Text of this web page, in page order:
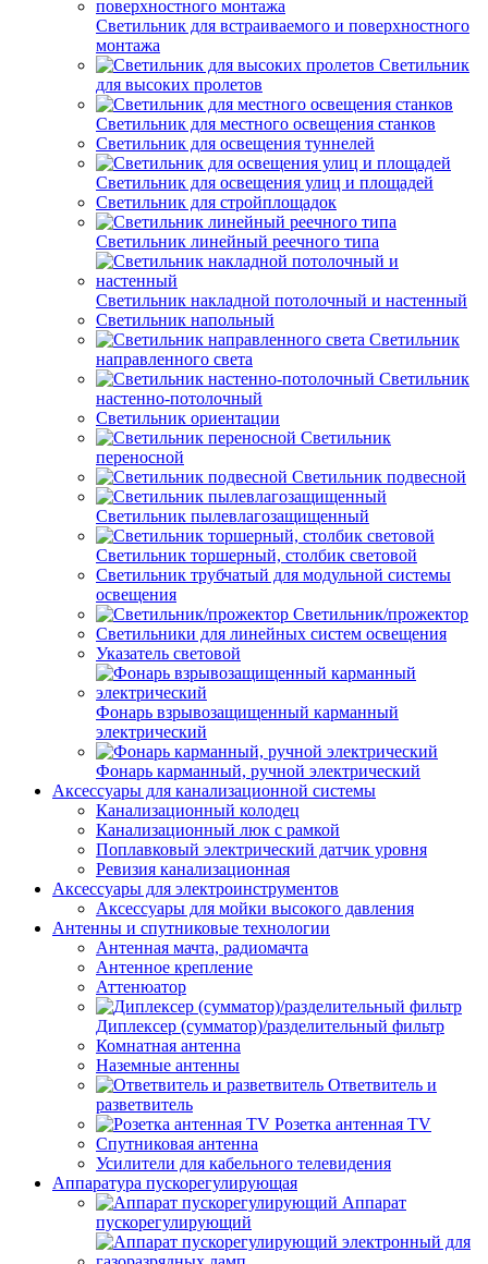
Светильник для встраиваемого и поверхностного
монтажа
Светильник
для высоких пролетов
Светильник для местного освещения станков
Светильник для освещения туннелей
Светильник для освещения улиц и площадей
Светильник для стройплощадок
Светильник линейный реечного типа
Светильник накладной потолочный и настенный
Светильник напольный
Светильник
направленного света
Светильник
настенно-потолочный
Светильник ориентации
Светильник
переносной
Светильник подвесной
Светильник пылевлагозащищенный
Светильник торшерный, столбик световой
Светильник трубчатый для модульной системы
освещения
Светильник/прожектор
Светильники для линейных систем освещения
Указатель световой
Фонарь взрывозащищенный карманный
электрический
Фонарь карманный, ручной электрический
Аксессуары для канализационной системы
Канализационный колодец
Канализационный люк с рамкой
Поплавковый электрический датчик уровня
Ревизия канализационная
Аксессуары для электроинструментов
Аксессуары для мойки высокого давления
Антенны и спутниковые технологии
Антенная мачта, радиомачта
Антенное крепление
Аттенюатор
Диплексер (сумматор)/разделительный фильтр
Комнатная антенна
Наземные антенны
Ответвитель и
разветвитель
Розетка антенная TV
Спутниковая антенна
Усилители для кабельного телевидения
Аппаратура пускорегулирующая
Аппарат
пускорегулирующий